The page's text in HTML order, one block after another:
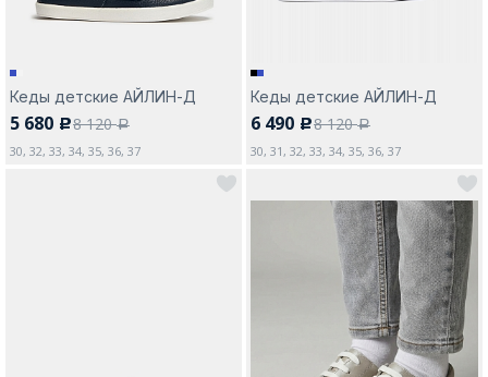
Да, все верно Изменить город
Кеды детские АЙЛИН-Д
5 680 c8 120a
30, 32, 33, 34, 35, 36, 37
Кеды детские АЙЛИН-Д
6 490 c8 120a
30, 31, 32, 33, 34, 35, 36, 37